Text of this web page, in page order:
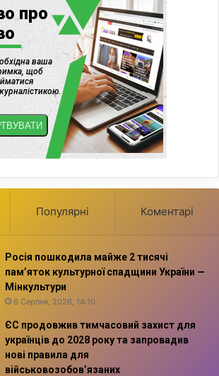
Популярні Коментарі
Росія пошкодила майже 2 тисячі
пам’яток культурної спадщини України —
Мінкультури
6 Серпня, 2026, 14:10
ЄС продовжив тимчасовий захист для
українців до 2028 року та запровадив
нові правила для
військовозобов’язаних